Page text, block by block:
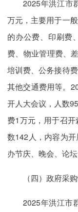
2025年洪江市
万元，主要用于一
的办公费、印刷费
费、物业管理费、
培训费、公务接待
其他交通费用等。
开人大会议，人数
费1万元，用于召
数142人，内容为
办节庆、晚会、论坛
（四）政府采
2025年洪江市